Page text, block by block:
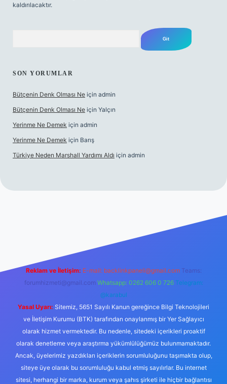
kaldırılacaktır.
SON YORUMLAR
Bütçenin Denk Olması Ne için admin
Bütçenin Denk Olması Ne için Yalçın
Yerinme Ne Demek için admin
Yerinme Ne Demek için Barış
Türkiye Neden Marshall Yardımı Aldı için admin
Reklam ve İletişim: E-mail: backlinkpaneli@gmail.com Teams:
forumhizmeti@gmail.com Whatsapp: 0262 606 0 726 Telegram:
@karabul
Yasal Uyarı: Sitemiz, 5651 Sayılı Kanun gereğince Bilgi Teknolojileri
ve İletişim Kurumu (BTK) tarafından onaylanmış bir Yer Sağlayıcı
olarak hizmet vermektedir. Bu nedenle, sitedeki içerikleri proaktif
olarak denetleme veya araştırma yükümlülüğümüz bulunmamaktadır.
Ancak, üyelerimiz yazdıkları içeriklerin sorumluluğunu taşımakta olup,
siteye üye olarak bu sorumluluğu kabul etmiş sayılırlar. Bu internet
sitesi, herhangi bir marka, kurum veya şahıs şirketi ile hiçbir bağlantısı